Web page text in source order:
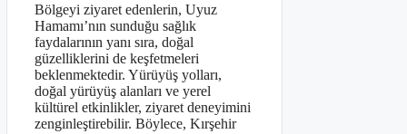
Bölgeyi ziyaret edenlerin, Uyuz
Hamamı’nın sunduğu sağlık
faydalarının yanı sıra, doğal
güzelliklerini de keşfetmeleri
beklenmektedir. Yürüyüş yolları,
doğal yürüyüş alanları ve yerel
kültürel etkinlikler, ziyaret deneyimini
zenginleştirebilir. Böylece, Kırşehir